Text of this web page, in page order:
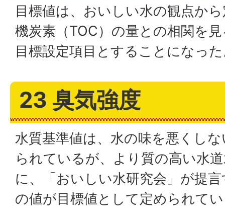
目標値は、おいしい水の観点か
機炭素（TOC）の量との相関を
目標設定項目とすることになっ
23 臭気強度
水質基準値は、水の味を悪くし
られているが、より質の高い水
に、「おいしい水研究会」が提
の値が目標値として定められて